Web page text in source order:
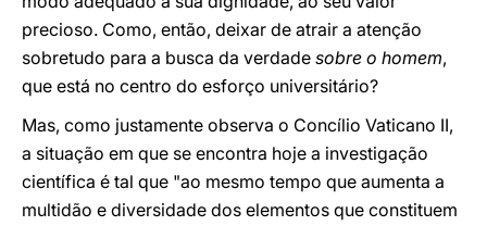
precioso. Como, então, deixar de atrair a atenção
sobretudo para a busca da verdade sobre o homem,
que está no centro do esforço universitário?
Mas, como justamente observa o Concílio Vaticano II,
a situação em que se encontra hoje a investigação
científica é tal que "ao mesmo tempo que aumenta a
multidão e diversidade dos elementos que constituem